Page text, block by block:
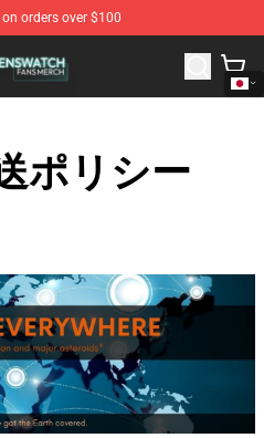
orders over $100
Ravenswatch Merchandise
ポリシー